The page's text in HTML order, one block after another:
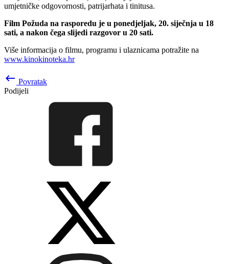
umjetničke odgovornosti, patrijarhata i tinitusa.
Film Požuda na rasporedu je u ponedjeljak, 20. siječnja u 18
sati, a nakon čega slijedi razgovor u 20 sati.
Više informacija o filmu, programu i ulaznicama potražite na
www.kinokinoteka.hr
keyboard_backspace Povratak
Podijeli